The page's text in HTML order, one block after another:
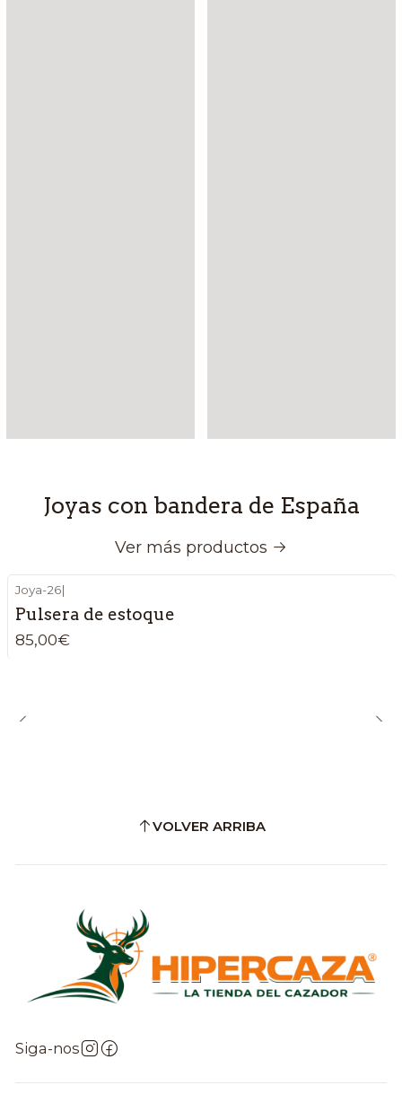
Joyas con bandera de España
Ver más productos
Joya-26|
Pulsera de estoque
85,00€
VOLVER ARRIBA
Siga-nos